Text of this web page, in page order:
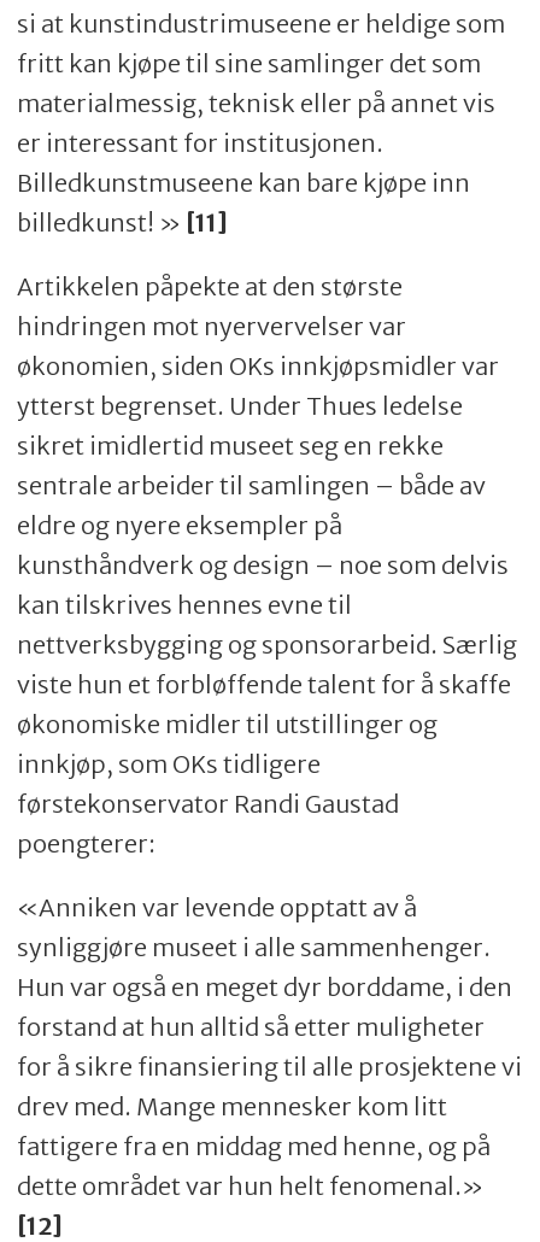
si at kunstindustrimuseene er heldige som
fritt kan kjøpe til sine samlinger det som
materialmessig, teknisk eller på annet vis
er interessant for institusjonen.
Billedkunstmuseene kan bare kjøpe inn
billedkunst! » [11]
Artikkelen påpekte at den største
hindringen mot nyervervelser var
økonomien, siden OKs innkjøpsmidler var
ytterst begrenset. Under Thues ledelse
sikret imidlertid museet seg en rekke
sentrale arbeider til samlingen – både av
eldre og nyere eksempler på
kunsthåndverk og design – noe som delvis
kan tilskrives hennes evne til
nettverksbygging og sponsorarbeid. Særlig
viste hun et forbløffende talent for å skaffe
økonomiske midler til utstillinger og
innkjøp, som OKs tidligere
førstekonservator Randi Gaustad
poengterer:
«Anniken var levende opptatt av å
synliggjøre museet i alle sammenhenger.
Hun var også en meget dyr borddame, i den
forstand at hun alltid så etter muligheter
for å sikre finansiering til alle prosjektene vi
drev med. Mange mennesker kom litt
fattigere fra en middag med henne, og på
dette området var hun helt fenomenal.»
[12]